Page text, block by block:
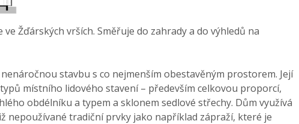
Žďárských vrších. Směřuje do zahrady a do výhledů na
stavbu s co nejmenším obestavěným prostorem. Její
místního lidového stavení – především celkovou proporcí,
obdélníku a typem a sklonem sedlové střechy. Dům využívá
nepoužívané tradiční prvky jako například zápraží, které je